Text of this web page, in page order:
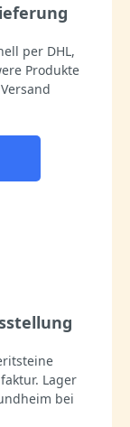
per DHL,
Produkte
Lager
bei